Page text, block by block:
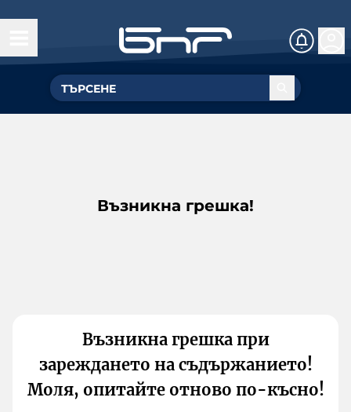
Възникна грешка!
Възникна грешка при
зареждането на съдържанието!
Моля, опитайте отново по-късно!